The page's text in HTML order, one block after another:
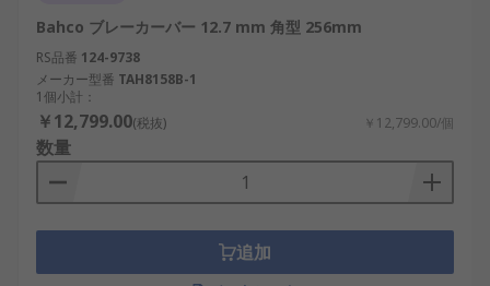
Bahco ブレーカーバー 12.7 mm 角型 256mm
RS品番 124-9738
メーカー型番 TAH8158B-1
1個小計：
￥12,799.00(税抜) ￥12,799.00/個
数量
追加